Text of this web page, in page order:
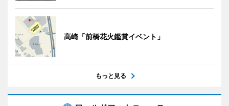
高崎「前橋花火鑑賞イベント」
もっと見る